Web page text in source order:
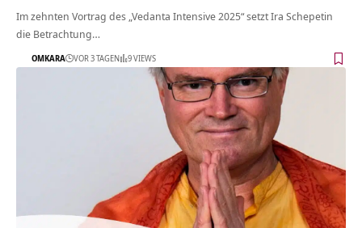
Im zehnten Vortrag des „Vedanta Intensive 2025“ setzt Ira Schepetin
die Betrachtung…
OMKARA VOR 3 TAGEN 9 VIEWS